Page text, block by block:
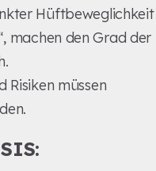
Hüftbeweglichkeit
machen den Grad der
Risiken müssen